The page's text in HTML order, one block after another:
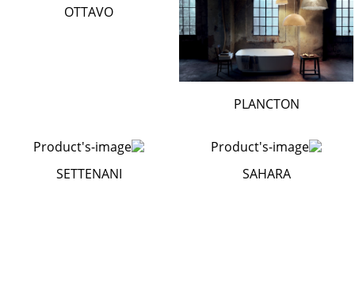
PLANCTON
OTTAVO
SAHARA
SETTENANI